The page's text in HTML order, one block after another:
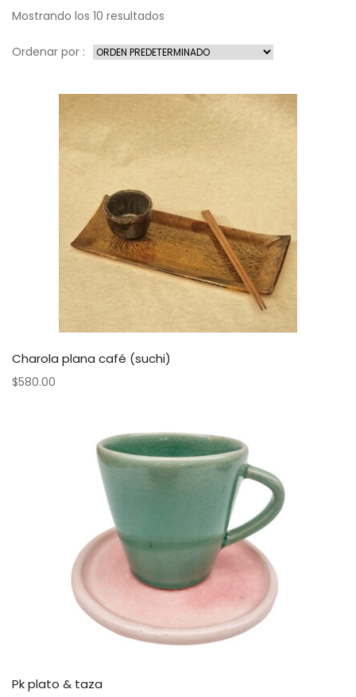
Mostrando los 10 resultados
Ordenar por :
Charola plana café (suchi)
$580.00
Pk plato & taza